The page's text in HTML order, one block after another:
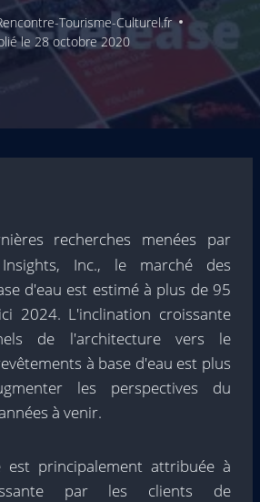
Tourisme-Culturel.fr
le 28 octobre 2020
recherches menées par
Inc., le marché des
d'eau est estimé à plus de 95
2024. L'inclination croissante
de l'architecture vers le
à base d'eau est plus
les perspectives du
à venir.
est principalement attribuée à
par les clients de